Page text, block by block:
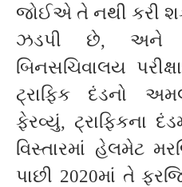
જોઈએ તે નથી કરી
ઝડપી છે, અને
બિનસચિવાલય
ટ્રાફિક દંડનો
ફેરવ્યું, ટ્રાફિકના
વિસ્તારમાં હેલમેટ
પાછી 2020માં તે